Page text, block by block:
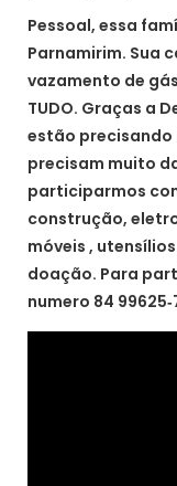
Pessoal, essa
Parnamirim. Sua
vazamento de
TUDO. Graças a
estão precisando
precisam muito
participarmos
construção,
móveis ,
doação. Para
numero ‪84